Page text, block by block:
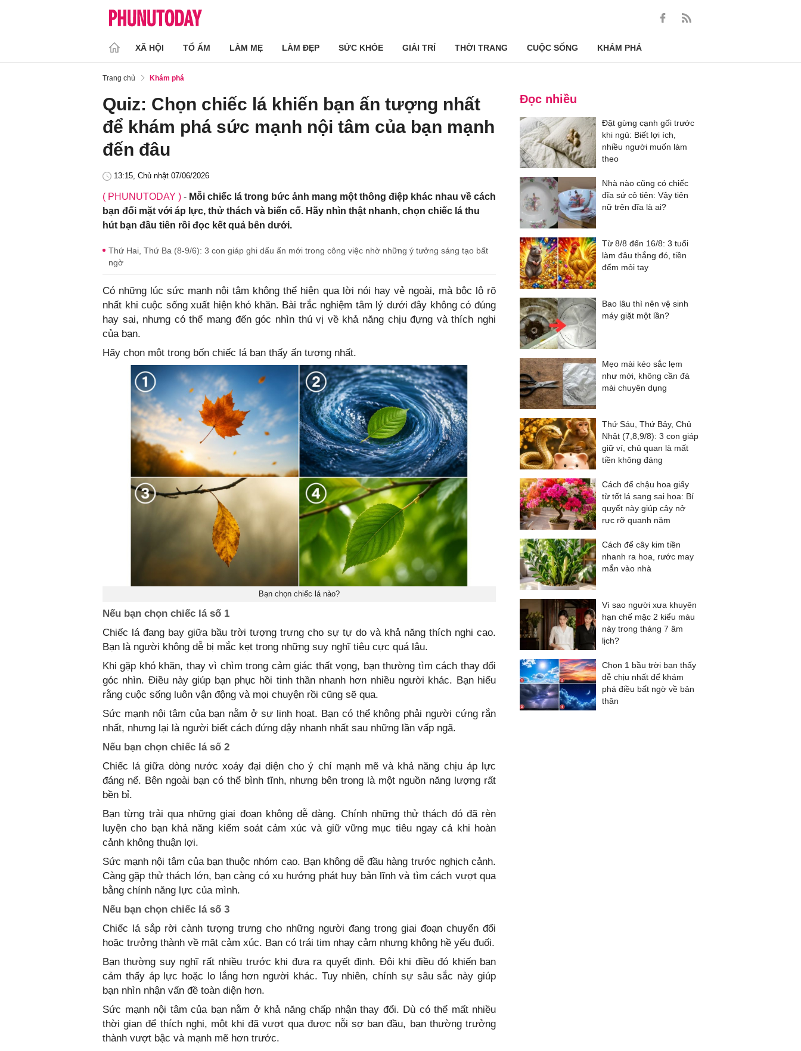
XÃ HỘI TỔ ẤM LÀM MẸ LÀM ĐẸP SỨC KHỎE GIẢI TRÍ THỜI TRANG CUỘC SỐNG KHÁM PHÁ
Trang chủ Khám phá
Quiz: Chọn chiếc lá khiến bạn ấn tượng nhất
để khám phá sức mạnh nội tâm của bạn mạnh
đến đâu
13:15, Chủ nhật 07/06/2026
( PHUNUTODAY ) - Mỗi chiếc lá trong bức ảnh mang một thông điệp khác nhau về cách
bạn đối mặt với áp lực, thử thách và biến cố. Hãy nhìn thật nhanh, chọn chiếc lá thu
hút bạn đầu tiên rồi đọc kết quả bên dưới.
Thứ Hai, Thứ Ba (8-9/6): 3 con giáp ghi dấu ấn mới trong công việc nhờ những ý tưởng sáng tạo bất
ngờ
Có những lúc sức mạnh nội tâm không thể hiện qua lời nói hay vẻ ngoài, mà bộc lộ rõ
nhất khi cuộc sống xuất hiện khó khăn. Bài trắc nghiệm tâm lý dưới đây không có đúng
hay sai, nhưng có thể mang đến góc nhìn thú vị về khả năng chịu đựng và thích nghi
của bạn.
Hãy chọn một trong bốn chiếc lá bạn thấy ấn tượng nhất.
Bạn chọn chiếc lá nào?
Nếu bạn chọn chiếc lá số 1
Chiếc lá đang bay giữa bầu trời tượng trưng cho sự tự do và khả năng thích nghi cao.
Bạn là người không dễ bị mắc kẹt trong những suy nghĩ tiêu cực quá lâu.
Khi gặp khó khăn, thay vì chìm trong cảm giác thất vọng, bạn thường tìm cách thay đổi
góc nhìn. Điều này giúp bạn phục hồi tinh thần nhanh hơn nhiều người khác. Bạn hiểu
rằng cuộc sống luôn vận động và mọi chuyện rồi cũng sẽ qua.
Sức mạnh nội tâm của bạn nằm ở sự linh hoạt. Bạn có thể không phải người cứng rắn
nhất, nhưng lại là người biết cách đứng dậy nhanh nhất sau những lần vấp ngã.
Nếu bạn chọn chiếc lá số 2
Chiếc lá giữa dòng nước xoáy đại diện cho ý chí mạnh mẽ và khả năng chịu áp lực
đáng nể. Bên ngoài bạn có thể bình tĩnh, nhưng bên trong là một nguồn năng lượng rất
bền bỉ.
Bạn từng trải qua những giai đoạn không dễ dàng. Chính những thử thách đó đã rèn
luyện cho bạn khả năng kiểm soát cảm xúc và giữ vững mục tiêu ngay cả khi hoàn
cảnh không thuận lợi.
Sức mạnh nội tâm của bạn thuộc nhóm cao. Bạn không dễ đầu hàng trước nghịch cảnh.
Càng gặp thử thách lớn, bạn càng có xu hướng phát huy bản lĩnh và tìm cách vượt qua
bằng chính năng lực của mình.
Nếu bạn chọn chiếc lá số 3
Chiếc lá sắp rời cành tượng trưng cho những người đang trong giai đoạn chuyển đổi
hoặc trưởng thành về mặt cảm xúc. Bạn có trái tim nhạy cảm nhưng không hề yếu đuối.
Bạn thường suy nghĩ rất nhiều trước khi đưa ra quyết định. Đôi khi điều đó khiến bạn
cảm thấy áp lực hoặc lo lắng hơn người khác. Tuy nhiên, chính sự sâu sắc này giúp
bạn nhìn nhận vấn đề toàn diện hơn.
Sức mạnh nội tâm của bạn nằm ở khả năng chấp nhận thay đổi. Dù có thể mất nhiều
thời gian để thích nghi, một khi đã vượt qua được nỗi sợ ban đầu, bạn thường trưởng
thành vượt bậc và mạnh mẽ hơn trước.
Đọc nhiều
Đặt gừng cạnh gối trước
khi ngủ: Biết lợi ích,
nhiều người muốn làm
theo
Nhà nào cũng có chiếc
đĩa sứ cô tiên: Vậy tiên
nữ trên đĩa là ai?
Từ 8/8 đến 16/8: 3 tuổi
làm đâu thắng đó, tiền
đếm mỏi tay
Bao lâu thì nên vệ sinh
máy giặt một lần?
Mẹo mài kéo sắc lẹm
như mới, không cần đá
mài chuyên dụng
Thứ Sáu, Thứ Bảy, Chủ
Nhật (7,8,9/8): 3 con giáp
giữ ví, chủ quan là mất
tiền không đáng
Cách để chậu hoa giấy
từ tốt lá sang sai hoa: Bí
quyết này giúp cây nở
rực rỡ quanh năm
Cách để cây kim tiền
nhanh ra hoa, rước may
mắn vào nhà
Vì sao người xưa khuyên
hạn chế mặc 2 kiểu màu
này trong tháng 7 âm
lịch?
Chọn 1 bầu trời bạn thấy
dễ chịu nhất để khám
phá điều bất ngờ về bản
thân